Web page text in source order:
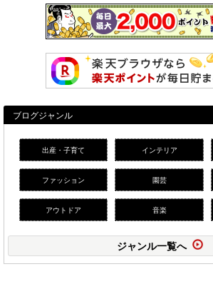
ブログジャンル
出産・子育て インテリア
ファッション 園芸
アウトドア 音楽
ジャンル一覧へ